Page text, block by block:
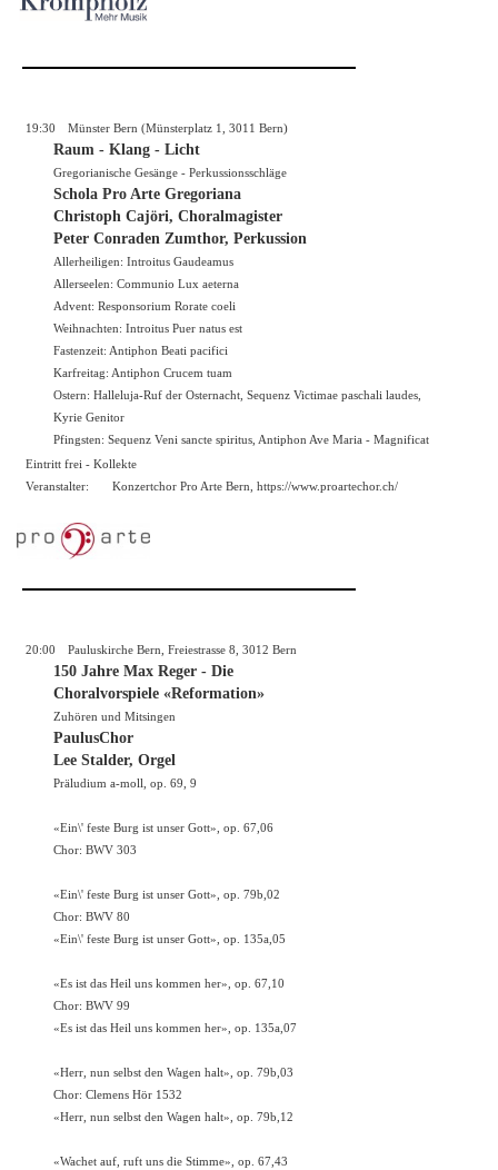
19:30 Münster Bern (Münsterplatz 1, 3011 Bern)
Raum - Klang - Licht
Gregorianische Gesänge - Perkussionsschläge
Schola Pro Arte Gregoriana
Christoph Cajöri, Choralmagister
Peter Conraden Zumthor, Perkussion
Allerheiligen: Introitus Gaudeamus
Allerseelen: Communio Lux aeterna
Advent: Responsorium Rorate coeli
Weihnachten: Introitus Puer natus est
Fastenzeit: Antiphon Beati pacifici
Karfreitag: Antiphon Crucem tuam
Ostern: Halleluja-Ruf der Osternacht, Sequenz Victimae paschali laudes,
Kyrie Genitor
Pfingsten: Sequenz Veni sancte spiritus, Antiphon Ave Maria - Magnificat
Eintritt frei - Kollekte
Veranstalter:
Konzertchor Pro Arte Bern, https://www.proartechor.ch/
20:00 Pauluskirche Bern, Freiestrasse 8, 3012 Bern
150 Jahre Max Reger - Die
Choralvorspiele «Reformation»
Zuhören und Mitsingen
PaulusChor
Lee Stalder, Orgel
Präludium a-moll, op. 69, 9
«Ein\' feste Burg ist unser Gott», op. 67,06
Chor: BWV 303
«Ein\' feste Burg ist unser Gott», op. 79b,02
Chor: BWV 80
«Ein\' feste Burg ist unser Gott», op. 135a,05
«Es ist das Heil uns kommen her», op. 67,10
Chor: BWV 99
«Es ist das Heil uns kommen her», op. 135a,07
«Herr, nun selbst den Wagen halt», op. 79b,03
Chor: Clemens Hör 1532
«Herr, nun selbst den Wagen halt», op. 79b,12
«Wachet auf, ruft uns die Stimme», op. 67,43